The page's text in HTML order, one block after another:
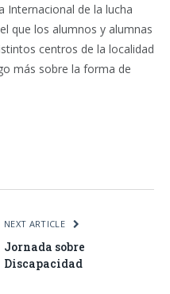
Internacional de la lucha
que los alumnos y alumnas
centros de la localidad
más sobre la forma de
NEXT ARTICLE
Jornada sobre
Discapacidad